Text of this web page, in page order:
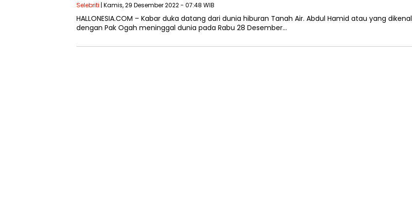
Selebriti | Kamis, 29 Desember 2022 - 07:48 WIB
HALLONESIA.COM – Kabar duka datang dari dunia hiburan Tanah Air. Abdul Hamid atau yang dikenal
dengan Pak Ogah meninggal dunia pada Rabu 28 Desember…